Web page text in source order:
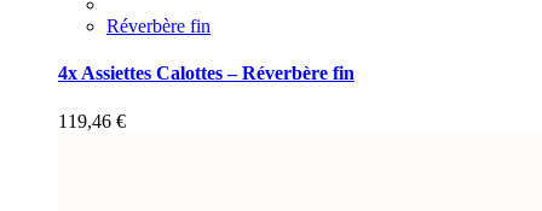
Réverbère fin
4x Assiettes Calottes – Réverbère fin
119,46 €